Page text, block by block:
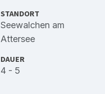
STANDORT
Seewalchen am
Attersee
DAUER
4 - 5